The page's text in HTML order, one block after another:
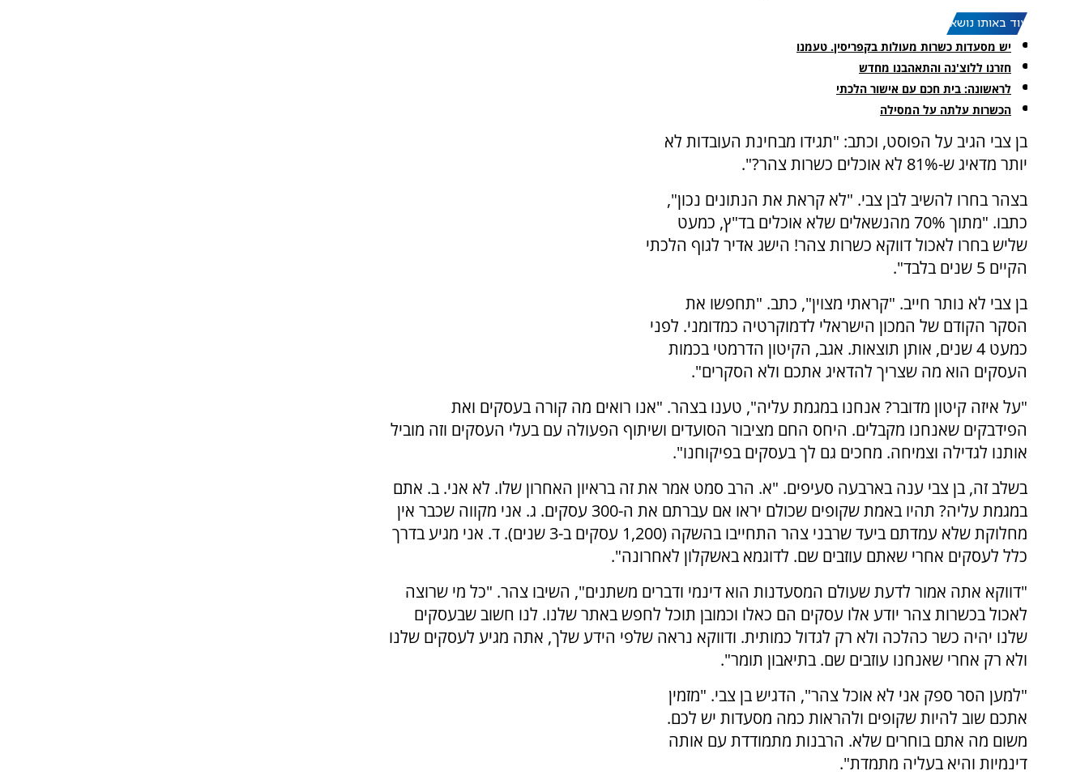
עוד באותו נושא:
יש מסעדות כשרות מעולות בקפריסין. טעמנו
חזרנו ללוצ'נה והתאהבנו מחדש
לראשונה: בית חכם עם אישור הלכתי
הכשרות עלתה על המסילה
בן צבי הגיב על הפוסט, וכתב: "תגידו מבחינת העובדות לא
יותר מדאיג ש-81% לא אוכלים כשרות צהר?".
בצהר בחרו להשיב לבן צבי. "לא קראת את הנתונים נכון",
כתבו. "מתוך 70% מהנשאלים שלא אוכלים בד"ץ, כמעט
שליש בחרו לאכול דווקא כשרות צהר! הישג אדיר לגוף הלכתי
הקיים 5 שנים בלבד".
בן צבי לא נותר חייב. "קראתי מצוין", כתב. "תחפשו את
הסקר הקודם של המכון הישראלי לדמוקרטיה כמדומני. לפני
כמעט 4 שנים, אותן תוצאות. אגב, הקיטון הדרמטי בכמות
העסקים הוא מה שצריך להדאיג אתכם ולא הסקרים".
"על איזה קיטון מדובר? אנחנו במגמת עליה", טענו בצהר. "אנו רואים מה קורה בעסקים ואת
הפידבקים שאנחנו מקבלים. היחס החם מציבור הסועדים ושיתוף הפעולה עם בעלי העסקים וזה מוביל
אותנו לגדילה וצמיחה. מחכים גם לך בעסקים בפיקוחנו".
בשלב זה, בן צבי ענה בארבעה סעיפים. "א. הרב סמט אמר את זה בראיון האחרון שלו. לא אני. ב. אתם
במגמת עליה? תהיו באמת שקופים שכולם יראו אם עברתם את ה-300 עסקים. ג. אני מקווה שכבר אין
מחלוקת שלא עמדתם ביעד שרבני צהר התחייבו בהשקה (1,200 עסקים ב-3 שנים). ד. אני מגיע בדרך
כלל לעסקים אחרי שאתם עוזבים שם. לדוגמא באשקלון לאחרונה".
"דווקא אתה אמור לדעת שעולם המסעדנות הוא דינמי ודברים משתנים", השיבו צהר. "כל מי שרוצה
לאכול בכשרות צהר יודע אלו עסקים הם כאלו וכמובן תוכל לחפש באתר שלנו. לנו חשוב שבעסקים
שלנו יהיה כשר כהלכה ולא רק לגדול כמותית. ודווקא נראה שלפי הידע שלך, אתה מגיע לעסקים שלנו
ולא רק אחרי שאנחנו עוזבים שם. בתיאבון תומר".
"למען הסר ספק אני לא אוכל צהר", הדגיש בן צבי. "מזמין
אתכם שוב להיות שקופים ולהראות כמה מסעדות יש לכם.
משום מה אתם בוחרים שלא. הרבנות מתמודדת עם אותה
דינמיות והיא בעליה מתמדת".